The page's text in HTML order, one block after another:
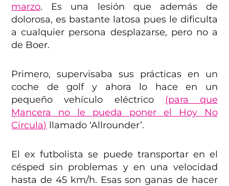
marzo. Es una lesión que además de
dolorosa, es bastante latosa pues le dificulta
a cualquier persona desplazarse, pero no a
de Boer.
Primero, supervisaba sus prácticas en un
coche de golf y ahora lo hace en un
pequeño vehículo eléctrico (para que
Mancera no le pueda poner el Hoy No
Circula) llamado ‘Allrounder’.
El ex futbolista se puede transportar en el
césped sin problemas y en una velocidad
hasta de 45 km/h. Esas son ganas de hacer